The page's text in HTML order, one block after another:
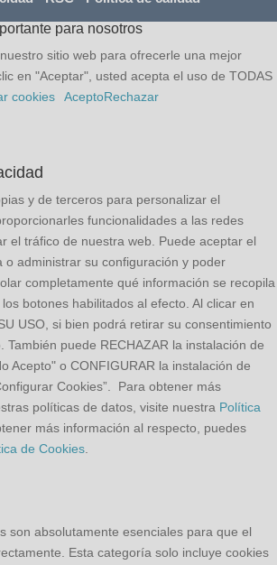
para nosotros
sitio web para ofrecerle una mejor
en "Aceptar", usted acepta el uso de TODAS
cookies AceptoRechazar
y de terceros para personalizar el
funcionalidades a las redes
el tráfico de nuestra web. Puede aceptar el
o administrar su configuración y poder
completamente qué información se recopila
botones habilitados al efecto. Al clicar en
USO, si bien podrá retirar su consentimiento
También puede RECHAZAR la instalación de
Acepto" o CONFIGURAR la instalación de
Cookies”. Para obtener más
políticas de datos, visite nuestra Política
más información al respecto, puedes
de Cookies
son absolutamente esenciales para que el
Esta categoría solo incluye cookies